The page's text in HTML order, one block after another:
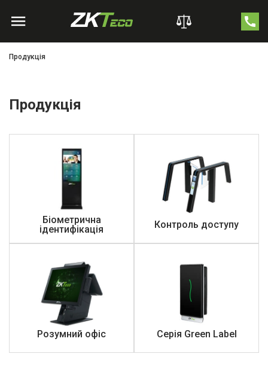
Продукція
Продукція
Біометрична
ідентифікація
Контроль доступу
Розумний офіс Серія Green Label